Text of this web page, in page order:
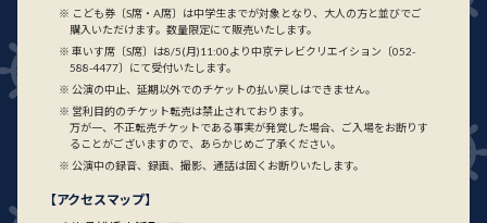
こども券〔S席・A席〕は中学生までが対象となり、大人の方と並びでご
購入いただけます。数量限定にて販売いたします。
車いす席〔S席〕は8/5(月)11:00より中京テレビクリエイション〔052-
588-4477〕にて受付いたします。
公演の中止、延期以外でのチケットの払い戻しはできません。
営利目的のチケット転売は禁止されております。
万が一、不正転売チケットである事実が発覚した場合、ご入場をお断りす
ることがございますので、あらかじめご了承ください。
公演中の録音、録画、撮影、通話は固くお断りいたします。
【アクセスマップ】